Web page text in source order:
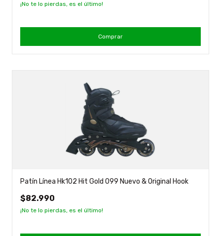
¡No te lo pierdas, es el último!
Comprar
Patín Línea Hk102 Hit Gold 099 Nuevo & Original Hook
$82.990
¡No te lo pierdas, es el último!